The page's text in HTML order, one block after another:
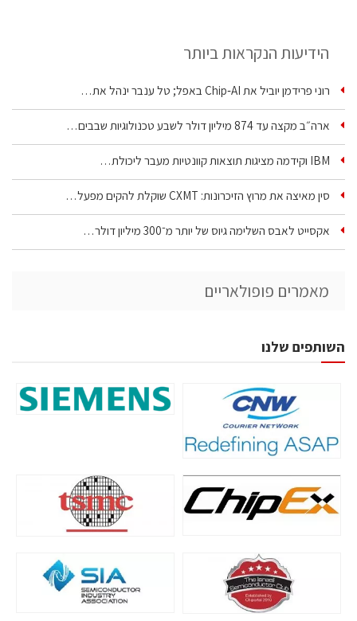
הידיעות הנקראות ביותר
רוני פרידמן יוביל את Chip‑AI באפל; טל ענבר ינהל את…
ארה״ב מקצה עד 874 מיליון דולר לשבע טכנולוגיות שבבים…
IBM וקידמה מציגות תוצאות קוונטיות מעבר ליכולת…
סין מאיצה את מרוץ הזיכרונות: CXMT שוקלת להקים מפעל…
אקסייט לאבס השלימה גיוס של יותר מ־300 מיליון דולר…
מאמרים פופולאריים
השותפים שלנו